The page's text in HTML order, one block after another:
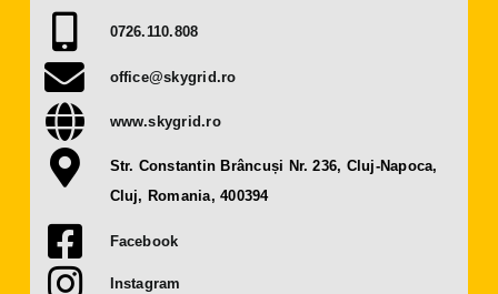
Presă
Contact
OBȚINE BILET
DEVINO EXPOZANT
0726.110.808
office@skygrid.ro
www.skygrid.ro
Str. Constantin Brâncuși Nr. 236, Cluj-Napoca,
Cluj, Romania, 400394
Facebook
Instagram